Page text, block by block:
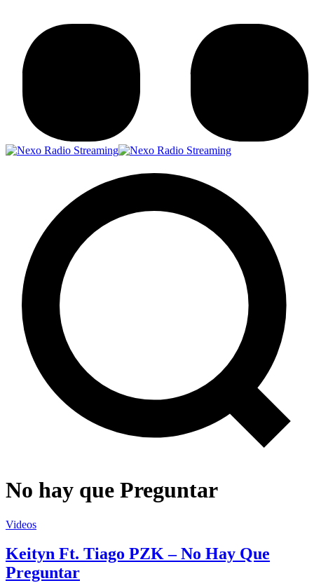
No hay que Preguntar
Videos
Keityn Ft. Tiago PZK – No Hay Que
Preguntar